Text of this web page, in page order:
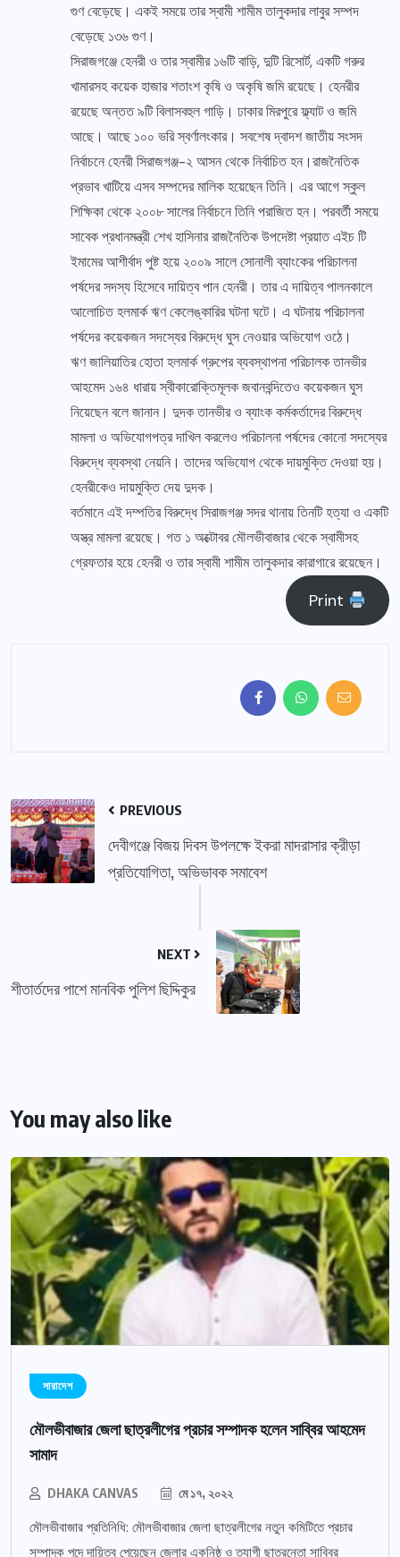
গুণ বেড়েছে। একই সময়ে তার স্বামী শামীম তালুকদার লাবুর সম্পদ
বেড়েছে ১৩৬ গুণ।
সিরাজগঞ্জে হেনরী ও তার স্বামীর ১৬টি বাড়ি, দুটি রিসোর্ট, একটি গরুর
খামারসহ কয়েক হাজার শতাংশ কৃষি ও অকৃষি জমি রয়েছে। হেনরীর
রয়েছে অন্তত ৯টি বিলাসবহুল গাড়ি। ঢাকার মিরপুরে ফ্ল্যাট ও জমি
আছে। আছে ১০০ ভরি স্বর্ণালংকার। সবশেষ দ্বাদশ জাতীয় সংসদ
নির্বাচনে হেনরী সিরাজগঞ্জ-২ আসন থেকে নির্বাচিত হন।রাজনৈতিক
প্রভাব খাটিয়ে এসব সম্পদের মালিক হয়েছেন তিনি। এর আগে স্কুল
শিক্ষিকা থেকে ২০০৮ সালের নির্বাচনে তিনি পরাজিত হন। পরবর্তী সময়ে
সাবেক প্রধানমন্ত্রী শেখ হাসিনার রাজনৈতিক উপদেষ্টা প্রয়াত এইচ টি
ইমামের আশীর্বাদ পুষ্ট হয়ে ২০০৯ সালে সোনালী ব্যাংকের পরিচালনা
পর্ষদের সদস্য হিসেবে দায়িত্ব পান হেনরী। তার এ দায়িত্ব পালনকালে
আলোচিত হলমার্ক ঋণ কেলেঙ্কারির ঘটনা ঘটে। এ ঘটনায় পরিচালনা
পর্ষদের কয়েকজন সদস্যের বিরুদ্ধে ঘুস নেওয়ার অভিযোগ ওঠে।
ঋণ জালিয়াতির হোতা হলমার্ক গ্রুপের ব্যবস্থাপনা পরিচালক তানভীর
আহমেদ ১৬৪ ধারায় স্বীকারোক্তিমূলক জবানবন্দিতেও কয়েকজন ঘুস
নিয়েছেন বলে জানান। দুদক তানভীর ও ব্যাংক কর্মকর্তাদের বিরুদ্ধে
মামলা ও অভিযোগপত্র দাখিল করলেও পরিচালনা পর্ষদের কোনো সদস্যের
বিরুদ্ধে ব্যবস্থা নেয়নি। তাদের অভিযোগ থেকে দায়মুক্তি দেওয়া হয়।
হেনরীকেও দায়মুক্তি দেয় দুদক।
বর্তমানে এই দম্পতির বিরুদ্ধে সিরাজগঞ্জ সদর থানায় তিনটি হত্যা ও একটি
অস্ত্র মামলা রয়েছে। গত ১ অক্টোবর মৌলভীবাজার থেকে স্বামীসহ
গ্রেফতার হয়ে হেনরী ও তার স্বামী শামীম তালুকদার কারাগারে রয়েছেন।
Print
PREVIOUS
দেবীগঞ্জে বিজয় দিবস উপলক্ষে ইকরা মাদরাসার ক্রীড়া
প্রতিযোগিতা, অভিভাবক সমাবেশ
NEXT
শীতার্তদের পাশে মানবিক পুলিশ ছিদ্দিকুর
You may also like
সারাদেশ
মৌলভীবাজার জেলা ছাত্রলীগের প্রচার সম্পাদক হলেন সাব্বির আহমেদ
সামাদ
DHAKA CANVAS মে ১৭, ২০২২
মৌলভীবাজার প্রতিনিধি: মৌলভীবাজার জেলা ছাত্রলীগের নতুন কমিটিতে প্রচার
সম্পাদক পদে দায়িত্ব পেয়েছেন জেলার একনিষ্ঠ ও ত্যাগী ছাত্রনেতা সাব্বির